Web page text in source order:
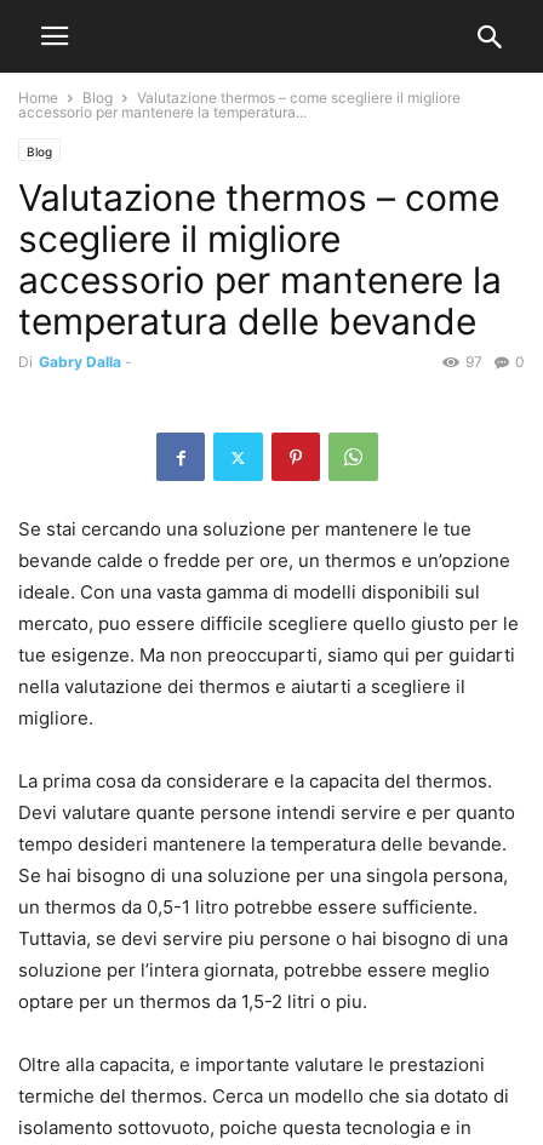
Home Blog
Valutazione thermos – come scegliere il migliore
accessorio per mantenere la temperatura...
Blog
Valutazione thermos – come
scegliere il migliore
accessorio per mantenere la
temperatura delle bevande
Di Gabry Dalla - 0
97
Se stai cercando una soluzione per mantenere le tue
bevande calde o fredde per ore, un thermos e un’opzione
ideale. Con una vasta gamma di modelli disponibili sul
mercato, puo essere difficile scegliere quello giusto per le
tue esigenze. Ma non preoccuparti, siamo qui per guidarti
nella valutazione dei thermos e aiutarti a scegliere il
migliore.
La prima cosa da considerare e la capacita del thermos.
Devi valutare quante persone intendi servire e per quanto
tempo desideri mantenere la temperatura delle bevande.
Se hai bisogno di una soluzione per una singola persona,
un thermos da 0,5-1 litro potrebbe essere sufficiente.
Tuttavia, se devi servire piu persone o hai bisogno di una
soluzione per l’intera giornata, potrebbe essere meglio
optare per un thermos da 1,5-2 litri o piu.
Oltre alla capacita, e importante valutare le prestazioni
termiche del thermos. Cerca un modello che sia dotato di
isolamento sottovuoto, poiche questa tecnologia e in